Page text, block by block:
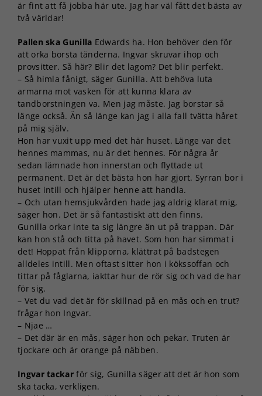
är fint att få jobba här ute. Jag har väl fått det bästa av
två världar!
Pallen ska Gunilla Edwards ha. Hon behöver den för
att orka borsta tänderna. Ingvar skruvar ihop och
provsitter. Så här? Blir det lagom? Det blir perfekt.
– Så himla fånigt, säger Gunilla. Att behöva luta
armarna mot vasken för att kunna klara av
tandborstningen va. Men jag måste. Jag borstar så
länge också. Än så länge kan jag i alla fall tvätta håret
på mig själv.
Hon har vuxit upp med det här huset. Länge var det
hennes mammas, nu är det hennes. För några år
sedan lämnade hon innerstan och flyttade ut
permanent. Det är det bästa hon har gjort. Syrran bor i
huset intill och hjälper henne att handla.
– Och utan hemsjukvården hade jag aldrig klarat mig,
säger hon. Det är så fantastiskt att den finns.
Gunilla orkar inte ta sig längre än ut på trappan. Där
kan hon stå och titta på havet. Som hon har simmat i
det! Hoppat från klipporna, klättrat på badstegen
alldeles intill. Men oftast sitter hon i kökssoffan och
tittar på fåglarna, iakttar hur de rör sig och vad de har
för sig.
– Vet du vad det är för skillnad på en mås och en trut?
frågar hon Ingvar.
– Njae …
– Det där är en mås, säger hon och pekar. Truten är
tjockare och är orange på näbben.
Ingvar tackarför sig, Gunilla säger att det är hon som
ska tacka, verkligen.